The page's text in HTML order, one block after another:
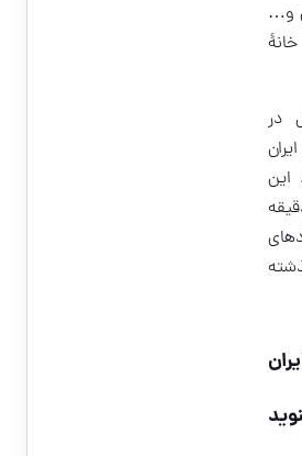
و…
در
به مدت ۴۰ دقیقه